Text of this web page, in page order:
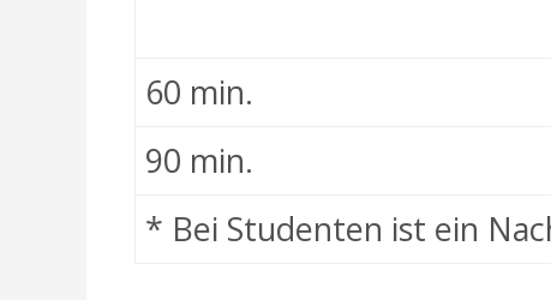
60 min.
90 min.
* Bei Studenten ist ein